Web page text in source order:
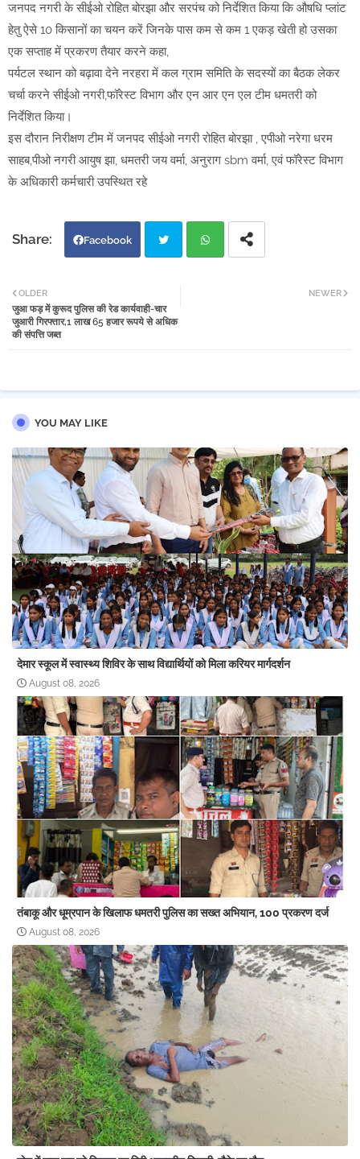
जनपद नगरी के सीईओ रोहित बोरझा और सरपंच को निर्देशित किया कि औषधि प्लांट
हेतु ऐसे 10 किसानों का चयन करें जिनके पास कम से कम 1 एकड़ खेती हो उसका
एक सप्ताह में प्रकरण तैयार करने कहा,
पर्यटल स्थान को बढ़ावा देने नरहरा में कल ग्राम समिति के सदस्यों का बैठक लेकर
चर्चा करने सीईओ नगरी,फॉरेस्ट विभाग और एन आर एन एल टीम धमतरी को
निर्देशित किया।
इस दौरान निरीक्षण टीम में जनपद सीईओ नगरी रोहित बोरझा , एपीओ नरेगा धरम
साहब,पीओ नगरी आयुष झा, धमतरी जय वर्मा, अनुराग sbm वर्मा, एवं फॉरेस्ट विभाग
के अधिकारी कर्मचारी उपस्थित रहे
Facebook
tter
NEWER
OLDER
जुआ फड़ में कुरूद पुलिस की रेड कार्यवाही-चार
जुआरी गिरफ्तार,1 लाख 65 हजार रूपये से अधिक
की संपत्ति जब्त
YOU MAY LIKE
देमार स्कूल में स्वास्थ्य शिविर के साथ विद्यार्थियों को मिला करियर मार्गदर्शन
August 08, 2026
तंबाकू और धूम्रपान के खिलाफ धमतरी पुलिस का सख्त अभियान, 100 प्रकरण दर्ज
August 08, 2026